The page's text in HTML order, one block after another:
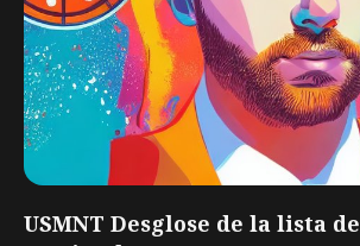
USMNT Desglose de la lista de